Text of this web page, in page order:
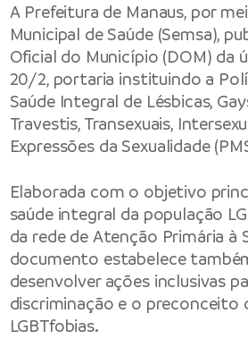
A Prefeitura de Manaus, por
Municipal de Saúde (Semsa),
Oficial do Município (DOM) da
20/2, portaria instituindo a
Saúde Integral de Lésbicas,
Travestis, Transexuais,
Expressões da Sexualidade
Elaborada com o objetivo
saúde integral da população
da rede de Atenção Primária à
documento estabelece
desenvolver ações inclusivas
discriminação e o preconceito
LGBTfobias.